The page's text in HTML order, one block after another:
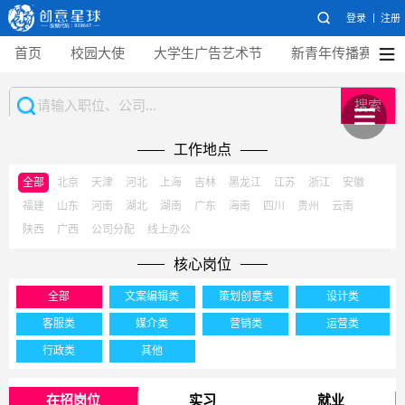
登录 注册
首页 校园大使 大学生广告艺术节 新青年传播赛
搜索
工作地点
全部 北京 天津 河北 上海 吉林 黑龙江 江苏 浙江
安徽
福建
山东 河南 湖北 湖南 广东 海南 四川 贵州
云南
陕西
广西 公司分配 线上办公
核心岗位
全部 文案编辑类 策划创意类 设计类
客服类 媒介类 营销类 运营类
行政类 其他
在招岗位 实习 就业